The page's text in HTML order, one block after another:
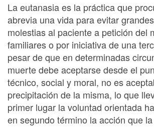
La eutanasia es la práctica que
abrevia una vida para evitar
molestias al paciente a petición del
familiares o por iniciativa de una
pesar de que en determinadas
muerte debe aceptarse desde el
técnico, social y moral, no es
precipitación de la misma, lo que
primer lugar la voluntad orientada
en segundo término la acción que